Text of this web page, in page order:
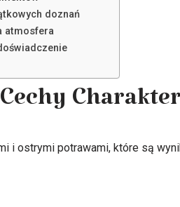
doznań
atmosfera
i ostrymi potrawami, które są